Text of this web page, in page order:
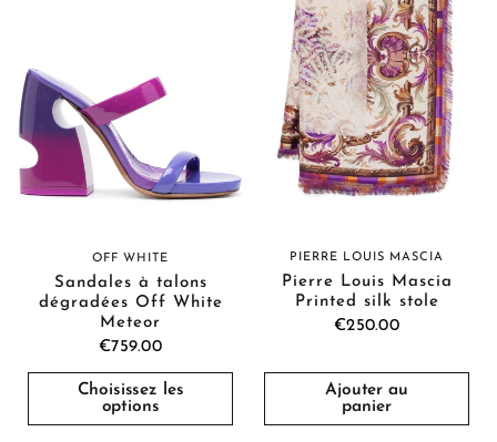
OFF WHITE
Sandales à talons
dégradées Off White
Meteor
€759.00
Choisissez les
options
PIERRE LOUIS MASCIA
Pierre Louis Mascia
Printed silk stole
€250.00
Ajouter au
panier